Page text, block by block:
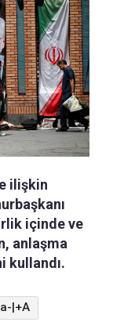
ilişkin
içinde ve
anlaşma
kullandı.
a-|+A